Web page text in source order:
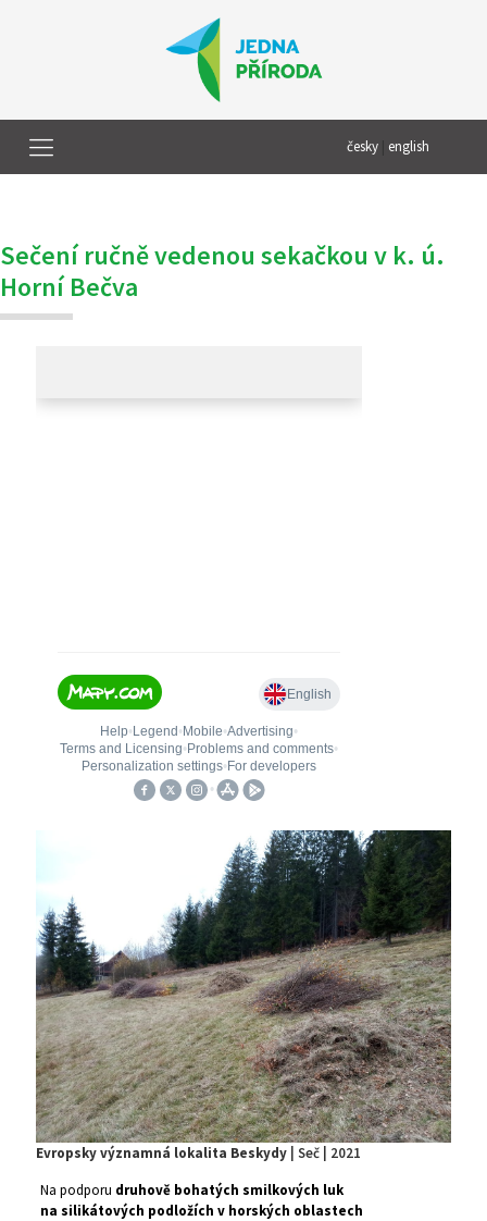
česky english
Sečení ručně vedenou sekačkou v k. ú.
Horní Bečva
Evropsky významná lokalita Beskydy | Seč | 2021
Na podporu druhově bohatých smilkových luk
na silikátových podložích v horských oblastech